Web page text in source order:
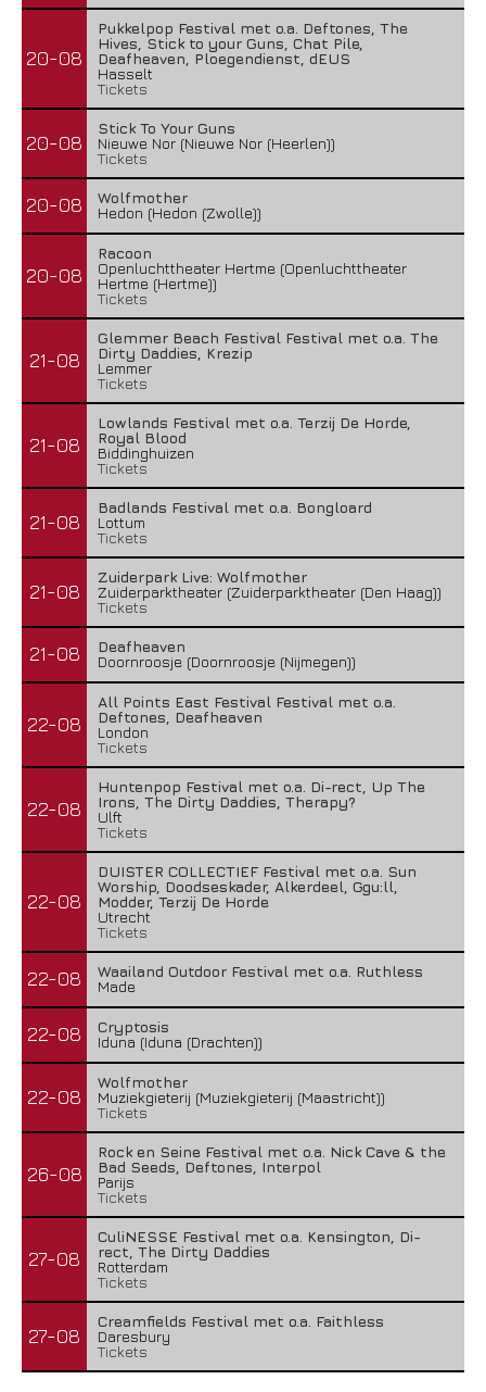
20-08
Pukkelpop Festival met o.a. Deftones, The
Hives, Stick to your Guns, Chat Pile,
Deafheaven, Ploegendienst, dEUS
Hasselt
Tickets
20-08
Stick To Your Guns
Nieuwe Nor (Nieuwe Nor (Heerlen))
Tickets
20-08
Wolfmother
Hedon (Hedon (Zwolle))
20-08
Racoon
Openluchttheater Hertme (Openluchttheater
Hertme (Hertme))
Tickets
21-08
Glemmer Beach Festival Festival met o.a. The
Dirty Daddies, Krezip
Lemmer
Tickets
21-08
Lowlands Festival met o.a. Terzij De Horde,
Royal Blood
Biddinghuizen
Tickets
21-08
Badlands Festival met o.a. Bongloard
Lottum
Tickets
21-08
Zuiderpark Live: Wolfmother
Zuiderparktheater (Zuiderparktheater (Den Haag))
Tickets
21-08
Deafheaven
Doornroosje (Doornroosje (Nijmegen))
22-08
All Points East Festival Festival met o.a.
Deftones, Deafheaven
London
Tickets
22-08
Huntenpop Festival met o.a. Di-rect, Up The
Irons, The Dirty Daddies, Therapy?
Ulft
Tickets
22-08
DUISTER COLLECTIEF Festival met o.a. Sun
Worship, Doodseskader, Alkerdeel, Ggu:ll,
Modder, Terzij De Horde
Utrecht
Tickets
22-08
Waailand Outdoor Festival met o.a. Ruthless
Made
22-08
Cryptosis
Iduna (Iduna (Drachten))
22-08
Wolfmother
Muziekgieterij (Muziekgieterij (Maastricht))
Tickets
26-08
Rock en Seine Festival met o.a. Nick Cave & the
Bad Seeds, Deftones, Interpol
Parijs
Tickets
27-08
CuliNESSE Festival met o.a. Kensington, Di-
rect, The Dirty Daddies
Rotterdam
Tickets
27-08
Creamfields Festival met o.a. Faithless
Daresbury
Tickets